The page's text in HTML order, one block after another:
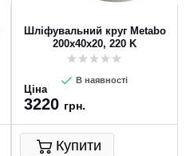
Шліфувальний круг Metabo
200х40х20, 220 K
В наявності
Ціна
3220 грн.
Купити